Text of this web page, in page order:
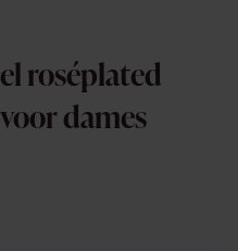
roséplated
dames